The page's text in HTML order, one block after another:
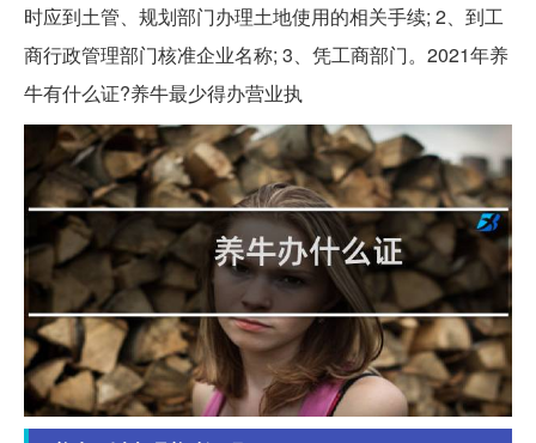
时应到土管、规划部门办理土地使用的相关手续; 2、到工
商行政管理部门核准企业名称; 3、凭工商部门。2021年养
牛有什么证?养牛最少得办营业执